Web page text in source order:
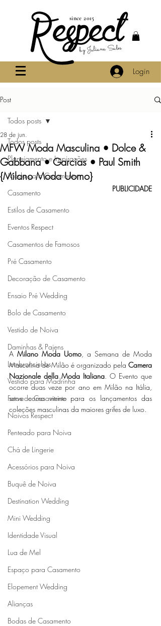
Login
since 2015
by Juliana Sales
Post
Todos posts
Planejamento e Inspirações
Moda para Casamento
Casamento
Estilos de Casamento
Eventos Respect
Casamentos de Famosos
Pré Casamento
Decoração de Casamento
Ensaio Pré Wedding
Bolo de Casamento
Vestido de Noiva
Daminhas & Pajens
Lembrancinhas
Vestido para Madrinha
Fotos de Casamento
Noivos Respect
Penteado para Noiva
Chá de Lingerie
Acessórios para Noiva
Buquê de Noiva
Destination Wedding
Mini Wedding
Identidade Visual
Lua de Mel
Espaço para Casamento
Elopement Wedding
Alianças
Bodas de Casamento
Todos posts
MFW Moda Masculina • Dolce &
Gabbana • Garcias • Paul Smith
{Milano Moda Uomo}
28 de jun.
PUBLICIDADE
A Milano Moda Uomo, a Semana de Moda
Masculina de Milão é organizado pela Camera
Nazionale della Moda Italiana. O Evento que
ocorre duas veze por ano em Milão na Itália,
serve como vitrine para os lançamentos das
coleções masculinas da maiores grifes de luxo.